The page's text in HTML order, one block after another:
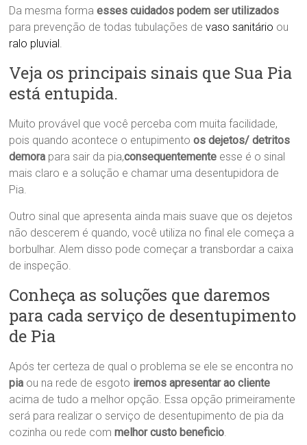
Da mesma formaesses cuidados podem ser utilizados
para prevenção de todas tubulações devaso sanitário ou
ralo pluvial
Veja os principais sinais que Sua Pia
está entupida.
Muito provável que você perceba com muita facilidade,
pois quando acontece o entupimentoos dejetos/ detritos
demora para sair da pia,consequentemente esse é o sinal
mais claro e a solução e chamar uma desentupidora de
Pia.
Outro sinal que apresenta ainda mais suave que os dejetos
não descerem é quando, você utiliza no final ele começa a
borbulhar. Alem disso pode começar a transbordar a caixa
de inspeção.
Conheça as soluções que daremos
para cada serviço de desentupimento
de Pia
Após ter certeza de qual o problema se ele se encontra no
pia ou na rede de esgoto iremos apresentar ao cliente
acima de tudo a melhor opção. Essa opção primeiramente
será para realizar o serviço de desentupimento de pia da
cozinha ou rede commelhor custo beneficio